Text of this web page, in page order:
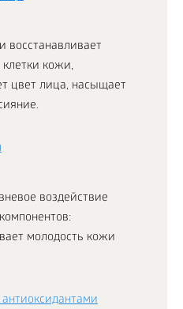
кожи,
цвет лица, насыщает
воздействие
молодость кожи